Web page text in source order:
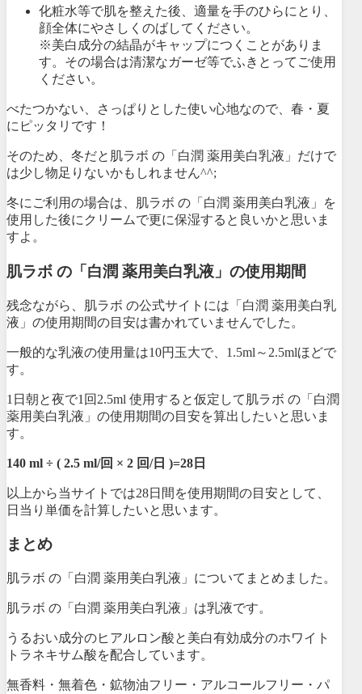
化粧水等で肌を整えた後、適量を手のひらにとり、
顔全体にやさしくのばしてください。
※美白成分の結晶がキャップにつくことがありま
す。その場合は清潔なガーゼ等でふきとってご使用
ください。
べたつかない、さっぱりとした使い心地なので、春・夏
にピッタリです！
そのため、冬だと肌ラボ の「白潤 薬用美白乳液」だけで
は少し物足りないかもしれません^^;
冬にご利用の場合は、肌ラボ の「白潤 薬用美白乳液」を
使用した後にクリームで更に保湿すると良いかと思いま
すよ。
肌ラボ の「白潤 薬用美白乳液」の使用期間
残念ながら、肌ラボ の公式サイトには「白潤 薬用美白乳
液」の使用期間の目安は書かれていませんでした。
一般的な乳液の使用量は10円玉大で、1.5ml～2.5mlほどで
す。
1日朝と夜で1回2.5ml 使用すると仮定して肌ラボ の「白潤
薬用美白乳液」の使用期間の目安を算出したいと思いま
す。
140 ml ÷ ( 2.5 ml/回 × 2 回/日 )=28日
以上から当サイトでは28日間を使用期間の目安として、
日当り単価を計算したいと思います。
まとめ
肌ラボ の「白潤 薬用美白乳液」についてまとめました。
肌ラボ の「白潤 薬用美白乳液」は乳液です。
うるおい成分のヒアルロン酸と美白有効成分のホワイト
トラネキサム酸を配合しています。
無香料・無着色・鉱物油フリー・アルコールフリー・パ